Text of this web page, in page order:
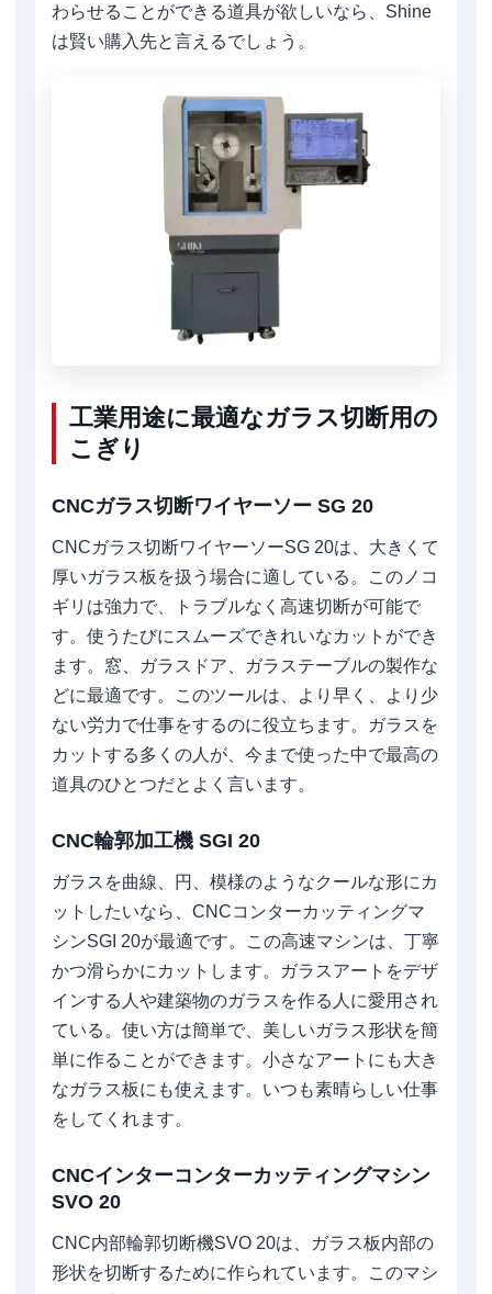
わらせることができる道具が欲しいなら、Shine
は賢い購入先と言えるでしょう。
工業用途に最適なガラス切断用の
こぎり
CNCガラス切断ワイヤーソー SG 20
CNCガラス切断ワイヤーソーSG 20は、大きくて
厚いガラス板を扱う場合に適している。このノコ
ギリは強力で、トラブルなく高速切断が可能で
す。使うたびにスムーズできれいなカットができ
ます。窓、ガラスドア、ガラステーブルの製作な
どに最適です。このツールは、より早く、より少
ない労力で仕事をするのに役立ちます。ガラスを
カットする多くの人が、今まで使った中で最高の
道具のひとつだとよく言います。
CNC輪郭加工機 SGI 20
ガラスを曲線、円、模様のようなクールな形にカ
ットしたいなら、CNCコンターカッティングマ
シンSGI 20が最適です。この高速マシンは、丁寧
かつ滑らかにカットします。ガラスアートをデザ
インする人や建築物のガラスを作る人に愛用され
ている。使い方は簡単で、美しいガラス形状を簡
単に作ることができます。小さなアートにも大き
なガラス板にも使えます。いつも素晴らしい仕事
をしてくれます。
CNCインターコンターカッティングマシン
SVO 20
CNC内部輪郭切断機SVO 20は、ガラス板内部の
形状を切断するために作られています。このマシ